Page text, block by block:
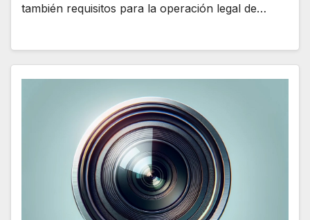
también requisitos para la operación legal de…